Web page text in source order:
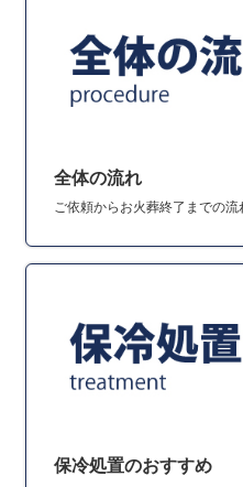
全体の流れ
ご依頼からお火葬終了までの流
保冷処置のおすすめ